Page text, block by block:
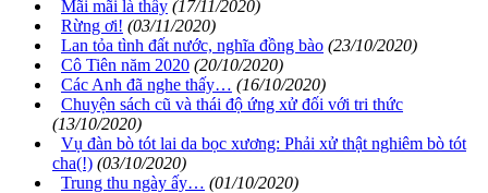
Mãi mãi là thầy (17/11/2020)
Rừng ơi! (03/11/2020)
Lan tỏa tình đất nước, nghĩa đồng bào (23/10/2020)
Cô Tiên năm 2020 (20/10/2020)
Các Anh đã nghe thấy… (16/10/2020)
Chuyện sách cũ và thái độ ứng xử đối với tri thức
(13/10/2020)
Vụ đàn bò tót lai da bọc xương: Phải xử thật nghiêm bò tót
cha(!) (03/10/2020)
Trung thu ngày ấy… (01/10/2020)